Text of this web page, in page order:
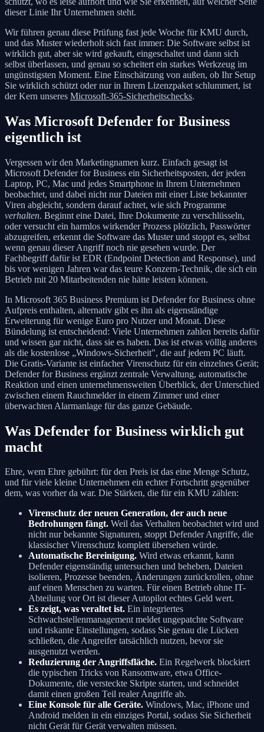
dieser Linie Ihr Unternehmen steht.
Wir führen genau diese Prüfung fast jede Woche für KMU durch,
und das Muster wiederholt sich fast immer: Die Software selbst ist
wirklich gut, aber sie wird gekauft, eingeschaltet und dann sich
selbst überlassen, und genau so scheitert ein starkes Werkzeug im
ungünstigsten Moment. Eine Einschätzung von außen, ob Ihr Setup
Sie wirklich schützt oder nur in Ihrem Lizenzpaket schlummert, ist
der Kern unseres Microsoft-365-Sicherheitschecks.
Was Microsoft Defender for Business
eigentlich ist
Vergessen wir den Marketingnamen kurz. Einfach gesagt ist
Microsoft Defender for Business ein Sicherheitsposten, der jeden
Laptop, PC, Mac und jedes Smartphone in Ihrem Unternehmen
beobachtet, und dabei nicht nur Dateien mit einer Liste bekannter
Viren abgleicht, sondern darauf achtet, wie sich Programme
verhalten. Beginnt eine Datei, Ihre Dokumente zu verschlüsseln,
oder versucht ein harmlos wirkender Prozess plötzlich, Passwörter
abzugreifen, erkennt die Software das Muster und stoppt es, selbst
wenn genau dieser Angriff noch nie gesehen wurde. Der
Fachbegriff dafür ist EDR (Endpoint Detection and Response), und
bis vor wenigen Jahren war das teure Konzern-Technik, die sich ein
Betrieb mit 20 Mitarbeitenden nie hätte leisten können.
In Microsoft 365 Business Premium ist Defender for Business ohne
Aufpreis enthalten, alternativ gibt es ihn als eigenständige
Erweiterung für wenige Euro pro Nutzer und Monat. Diese
Bündelung ist entscheidend: Viele Unternehmen zahlen bereits dafür
und wissen gar nicht, dass sie es haben. Das ist etwas völlig anderes
als die kostenlose „Windows-Sicherheit", die auf jedem PC läuft.
Die Gratis-Variante ist einfacher Virenschutz für ein einzelnes Gerät;
Defender for Business ergänzt zentrale Verwaltung, automatische
Reaktion und einen unternehmensweiten Überblick, der Unterschied
zwischen einem Rauchmelder in einem Zimmer und einer
überwachten Alarmanlage für das ganze Gebäude.
Was Defender for Business wirklich gut
macht
Ehre, wem Ehre gebührt: für den Preis ist das eine Menge Schutz,
und für viele kleine Unternehmen ein echter Fortschritt gegenüber
dem, was vorher da war. Die Stärken, die für ein KMU zählen:
Virenschutz der neuen Generation, der auch neue
Bedrohungen fängt. Weil das Verhalten beobachtet wird und
nicht nur bekannte Signaturen, stoppt Defender Angriffe, die
klassischer Virenschutz komplett übersehen würde.
Automatische Bereinigung. Wird etwas erkannt, kann
Defender eigenständig untersuchen und beheben, Dateien
isolieren, Prozesse beenden, Änderungen zurückrollen, ohne
auf einen Menschen zu warten. Für einen Betrieb ohne IT-
Abteilung vor Ort ist dieser Autopilot echtes Geld wert.
Es zeigt, was veraltet ist. Ein integriertes
Schwachstellenmanagement meldet ungepatchte Software
und riskante Einstellungen, sodass Sie genau die Lücken
schließen, die Angreifer tatsächlich nutzen, bevor sie
ausgenutzt werden.
Reduzierung der Angriffsfläche. Ein Regelwerk blockiert
die typischen Tricks von Ransomware, etwa Office-
Dokumente, die versteckte Skripte starten, und schneidet
damit einen großen Teil realer Angriffe ab.
Eine Konsole für alle Geräte. Windows, Mac, iPhone und
Android melden in ein einziges Portal, sodass Sie Sicherheit
nicht Gerät für Gerät verwalten müssen.